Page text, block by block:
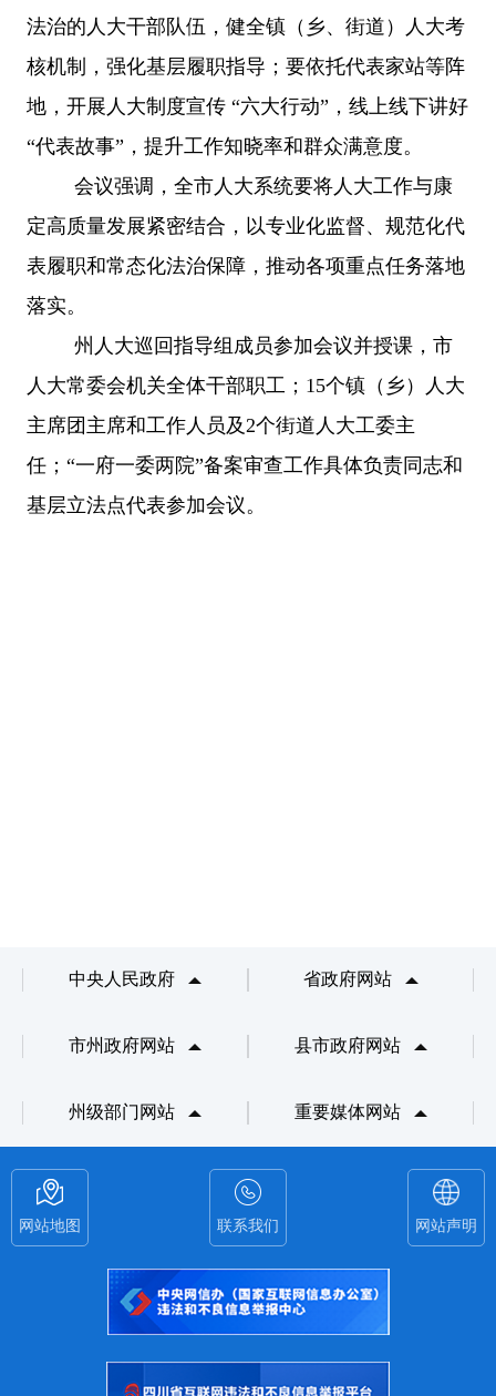
法治的人大干部队伍，健全镇（乡、街道）人大考
核机制，强化基层履职指导；要依托代表家站等阵
地，开展人大制度宣传 “六大行动”，线上线下讲好
“代表故事”，提升工作知晓率和群众满意度。
会议强调，全市人大系统要将人大工作与康
定高质量发展紧密结合，以专业化监督、规范化代
表履职和常态化法治保障，推动各项重点任务落地
落实。
州人大巡回指导组成员参加会议并授课，市
人大常委会机关全体干部职工； 15个镇（乡）人大
主席团主席和工作人员及2个街道人大工委主
任；“一府一委两院”备案审查工作具体负责同志和
基层立法点代表参加会议。
中央人民政府 省政府网站
市州政府网站 县市政府网站
州级部门网站 重要媒体网站
网站地图 联系我们 网站声明